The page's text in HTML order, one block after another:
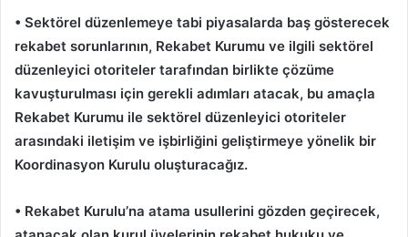
• Sektörel düzenlemeye tabi piyasalarda baş gösterecek
rekabet sorunlarının, Rekabet Kurumu ve ilgili sektörel
düzenleyici otoriteler tarafından birlikte çözüme
kavuşturulması için gerekli adımları atacak, bu amaçla
Rekabet Kurumu ile sektörel düzenleyici otoriteler
arasındaki iletişim ve işbirliğini geliştirmeye yönelik bir
Koordinasyon Kurulu oluşturacağız.
• Rekabet Kurulu’na atama usullerini gözden geçirecek,